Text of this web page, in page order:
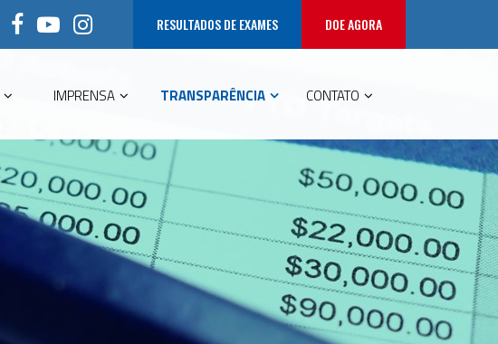
RESULTADOS DE EXAMES DOE AGORA
IMPRENSA TRANSPARÊNCIA CONTATO